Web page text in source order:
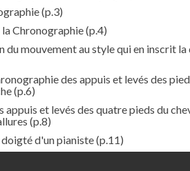
(p.3)
Chronographie(p.4)
du mouvement au style qui en inscrit la
des appuis et levés des
(p.6)
appuis et levés des quatre pieds du
(p.8)
d'un pianiste(p.11)